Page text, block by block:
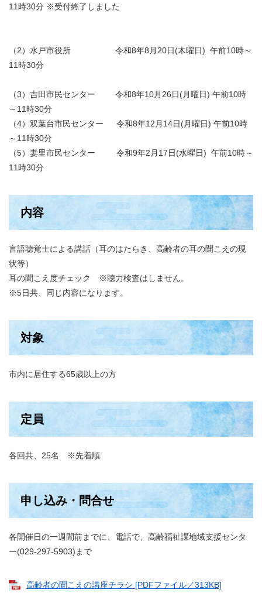
11時30分 ※受付終了しました
（2）水戸市役所 令和8年8月20日(木曜日) 午前10時～
11時30分
（3）吉田市民センター 令和8年10月26日(月曜日) 午前10時
～11時30分
（4）双葉台市民センター 令和8年12月14日(月曜日) 午前10時
～11時30分
（5）妻里市民センター 令和9年2月17日(水曜日) 午前10時～
11時30分
内容
言語聴覚士による講話（耳のはたらき、高齢者の耳の聞こえの現
状等）
耳の聞こえ度チェック ※聴力検査はしません。
※5日共、同じ内容になります。
対象
市内に居住する65歳以上の方
定員
各回共、25名 ※先着順
申し込み・問合せ
各開催日の一週間前までに、電話で、高齢福祉課地域支援センタ
ー(029-297-5903)まで
高齢者の聞こえの講座チラシ [PDFファイル／313KB]